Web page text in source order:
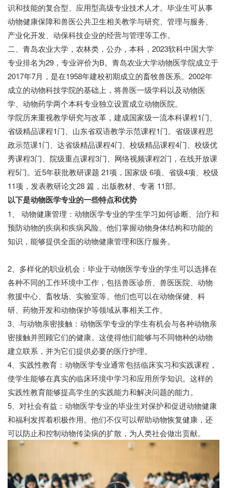
识和技能的复合型、应用型高级专业技术人才。毕业生可从事
动物健康保障和兽医公共卫生相关教学与研究、管理与服务、
产业化开发、动保科技企业的经营与管理等工作。
二、青岛农业大学，农林类，公办，本科，2023软科中国大学
专业排名为29，专业评价为B。青岛农业大学动物医学院成立于
2017年7月，是在1958年建校初期成立的畜牧兽医系。2002年
成立的动物科技学院的基础上，将兽医一级学科以及动物医
学、动物药学两个本科专业独立设置成立动物医院。
学院历来重视教学研究与改革，建成国家级一流本科课程1门、
省级精品课程1门、山东省双语教学示范课程1门。省级课程思
政示范课1门、达省级精品课程4门、校级精品课程4门、校级优
秀课程3门、院级重点课程3门、网络视频课程2门，在线开放课
程5门。近5年获批教研课题 21项，国家级 6项、省级4项、校级
11项，发表教研论文28 篇，出版教材、专著 11部。
以下是动物医学专业的一些特点和优势
1、 动物健康管理：动物医学专业的学生学习如何诊断、治疗和
预防动物的疾病和疾病风险。他们掌握动物身体结构和功能的
知识，能够提供全面的动物健康管理和医疗服务。
2、多样化的职业机会：毕业于动物医学专业的学生可以选择在
各种不同的工作环境中工作，包括兽医诊所、兽医医院、动物
救援中心、畜牧场、实验室等。他们也可以在动物保健、科
研、药物开发和动物保护等领域从事相关工作。
3、与动物亲密接触：动物医学专业的学生有机会与各种动物亲
密接触并照顾它们的健康。这使得他们能够与不同物种的动物
建立联系，并为它们提供必要的医疗护理。
4、实践性教育：动物医学专业通常包括临床实习和实践课程，
使学生能够在真实的临床环境中学习和应用所学知识。这样的
实践性教育能够提高学生的实践能力和解决问题的能力。
5、对社会有益：动物医学专业的毕业生对保护和促进动物健康
和福利发挥着积极作用。他们不仅可以帮助动物恢复健康，还
可以防止和控制动物传染病的扩散，为人类社会做出贡献。